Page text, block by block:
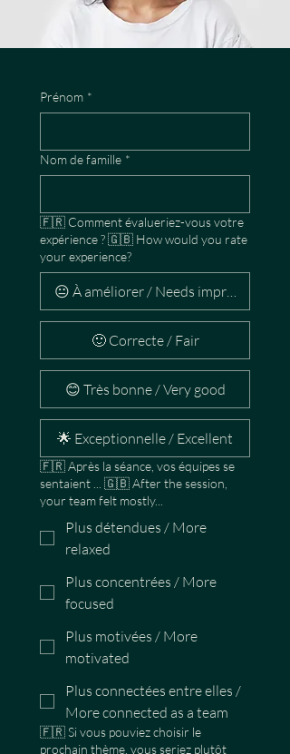
Prénom *
Nom de famille *
🇫🇷 Comment évalueriez-vous votre
expérience ? 🇬🇧 How would you rate
your experience?
😐 À améliorer / Needs improvement
🙂 Correcte / Fair
😊 Très bonne / Very good
🌟 Exceptionnelle / Excellent
🇫🇷 Après la séance, vos équipes se
sentaient ... 🇬🇧 After the session,
your team felt mostly...
Plus détendues / More
relaxed
Plus concentrées / More
focused
Plus motivées / More
motivated
Plus connectées entre elles /
More connected as a team
🇫🇷 Si vous pouviez choisir le
prochain thème, vous seriez plutôt